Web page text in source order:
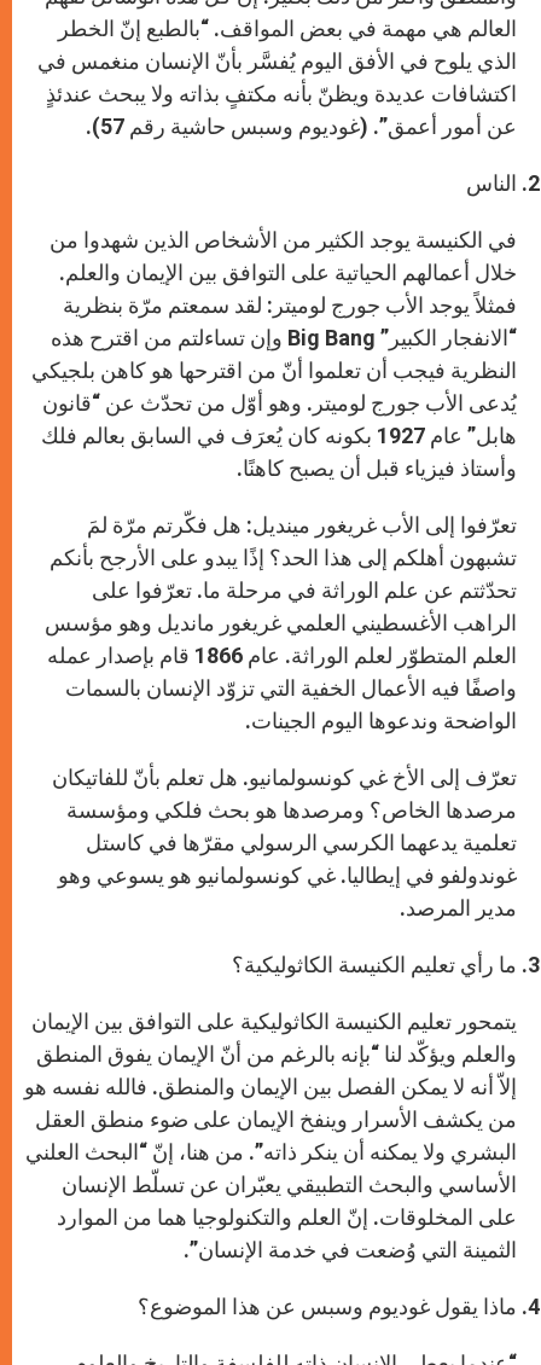
العالم هي مهمة في بعض المواقف. “بالطبع إنّ الخطر
الذي يلوح في الأفق اليوم يُفسَّر بأنّ الإنسان منغمس في
اكتشافات عديدة ويظنّ بأنه مكتفٍ بذاته ولا يبحث عندئذٍ
عن أمور أعمق”. (غوديوم وسبس حاشية رقم 57).
الناس
في الكنيسة يوجد الكثير من الأشخاص الذين شهدوا من
خلال أعمالهم الحياتية على التوافق بين الإيمان والعلم.
فمثلاً يوجد الأب جورج لوميتر: لقد سمعتم مرّة بنظرية
“الانفجار الكبير” Big Bang وإن تساءلتم من اقترح هذه
النظرية فيجب أن تعلموا أنّ من اقترحها هو كاهن بلجيكي
يُدعى الأب جورج لوميتر. وهو أوّل من تحدّث عن “قانون
هابل” عام 1927 بكونه كان يُعرَف في السابق بعالم فلك
وأستاذ فيزياء قبل أن يصبح كاهنًا.
تعرّفوا إلى الأب غريغور مينديل: هل فكّرتم مرّة لمَ
تشبهون أهلكم إلى هذا الحد؟ إذًا يبدو على الأرجح بأنكم
تحدّثتم عن علم الوراثة في مرحلة ما. تعرّفوا على
الراهب الأغسطيني العلمي غريغور مانديل وهو مؤسس
العلم المتطوّر لعلم الوراثة. عام 1866 قام بإصدار عمله
واصفًا فيه الأعمال الخفية التي تزوّد الإنسان بالسمات
الواضحة وندعوها اليوم الجينات.
تعرّف إلى الأخ غي كونسولمانيو. هل تعلم بأنّ للفاتيكان
مرصدها الخاص؟ ومرصدها هو بحث فلكي ومؤسسة
تعلمية يدعهما الكرسي الرسولي مقرّها في كاستل
غوندولفو في إيطاليا. غي كونسولمانيو هو يسوعي وهو
مدير المرصد.
ما رأي تعليم الكنيسة الكاثوليكية؟
يتمحور تعليم الكنيسة الكاثوليكية على التوافق بين الإيمان
والعلم ويؤكّد لنا “بإنه بالرغم من أنّ الإيمان يفوق المنطق
إلاّ أنه لا يمكن الفصل بين الإيمان والمنطق. فالله نفسه هو
من يكشف الأسرار وينفخ الإيمان على ضوء منطق العقل
البشري ولا يمكنه أن ينكر ذاته”. من هنا، إنّ “البحث العلني
الأساسي والبحث التطبيقي يعبّران عن تسلّط الإنسان
على المخلوقات. إنّ العلم والتكنولوجيا هما من الموارد
الثمينة التي وُضعت في خدمة الإنسان”.
ماذا يقول غوديوم وسبس عن هذا الموضوع؟